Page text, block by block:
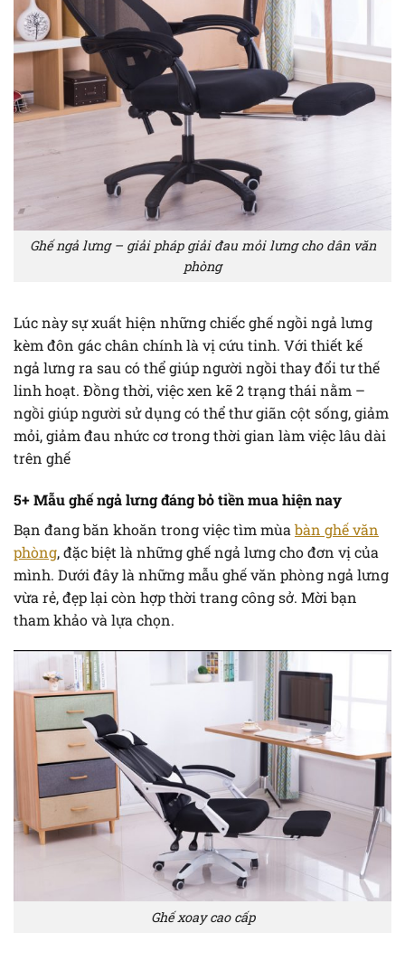
Ghế ngả lưng – giải pháp giải đau mỏi lưng cho dân văn
phòng
Lúc này sự xuất hiện những chiếc ghế ngồi ngả lưng
kèm đôn gác chân chính là vị cứu tinh. Với thiết kế
ngả lưng ra sau có thể giúp người ngồi thay đổi tư thế
linh hoạt. Đồng thời, việc xen kẽ 2 trạng thái nằm –
ngồi giúp người sử dụng có thể thư giãn cột sống, giảm
mỏi, giảm đau nhức cơ trong thời gian làm việc lâu dài
trên ghế
5+ Mẫu ghế ngả lưng đáng bỏ tiền mua hiện nay
Bạn đang băn khoăn trong việc tìm mùa bàn ghế văn
phòng, đặc biệt là những ghế ngả lưng cho đơn vị của
mình. Dưới đây là những mẫu ghế văn phòng ngả lưng
vừa rẻ, đẹp lại còn hợp thời trang công sở. Mời bạn
tham khảo và lựa chọn.
Ghế xoay cao cấp